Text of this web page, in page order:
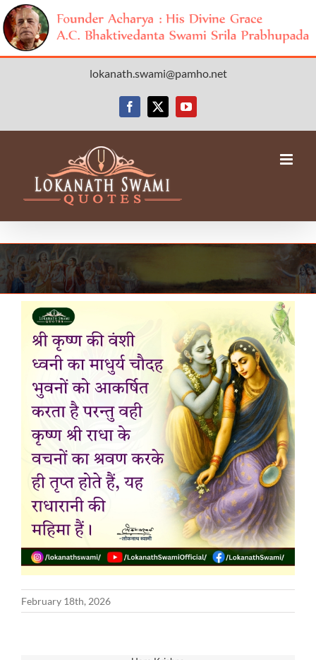
lokanath.swami@pamho.net
Facebook
X YouTube
February 18th, 2026